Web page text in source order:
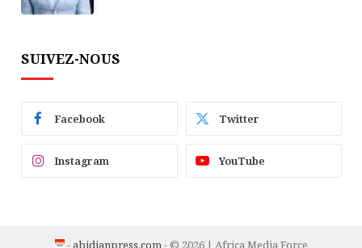
SUIVEZ-NOUS
Facebook Twitter
Instagram YouTube
- abidjanpress.com - © 2026 | Africa Media Force